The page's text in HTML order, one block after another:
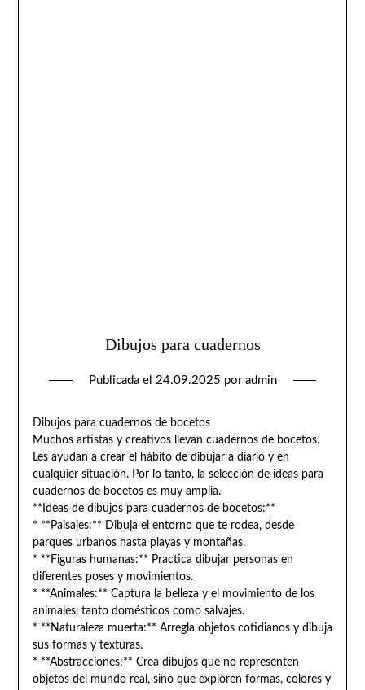
Dibujos para cuadernos
Publicada el 24.09.2025 por admin
Dibujos para cuadernos de bocetos
Muchos artistas y creativos llevan cuadernos de bocetos.
Les ayudan a crear el hábito de dibujar a diario y en
cualquier situación. Por lo tanto, la selección de ideas para
cuadernos de bocetos es muy amplia.
**Ideas de dibujos para cuadernos de bocetos:**
* **Paisajes:** Dibuja el entorno que te rodea, desde
parques urbanos hasta playas y montañas.
* **Figuras humanas:** Practica dibujar personas en
diferentes poses y movimientos.
* **Animales:** Captura la belleza y el movimiento de los
animales, tanto domésticos como salvajes.
* **Naturaleza muerta:** Arregla objetos cotidianos y dibuja
sus formas y texturas.
* **Abstracciones:** Crea dibujos que no representen
objetos del mundo real, sino que exploren formas, colores y